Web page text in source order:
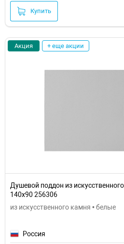
Купить
Акция + еще акции
Душевой поддон из
140x90 256306
из искусственного камня • белые
Россия